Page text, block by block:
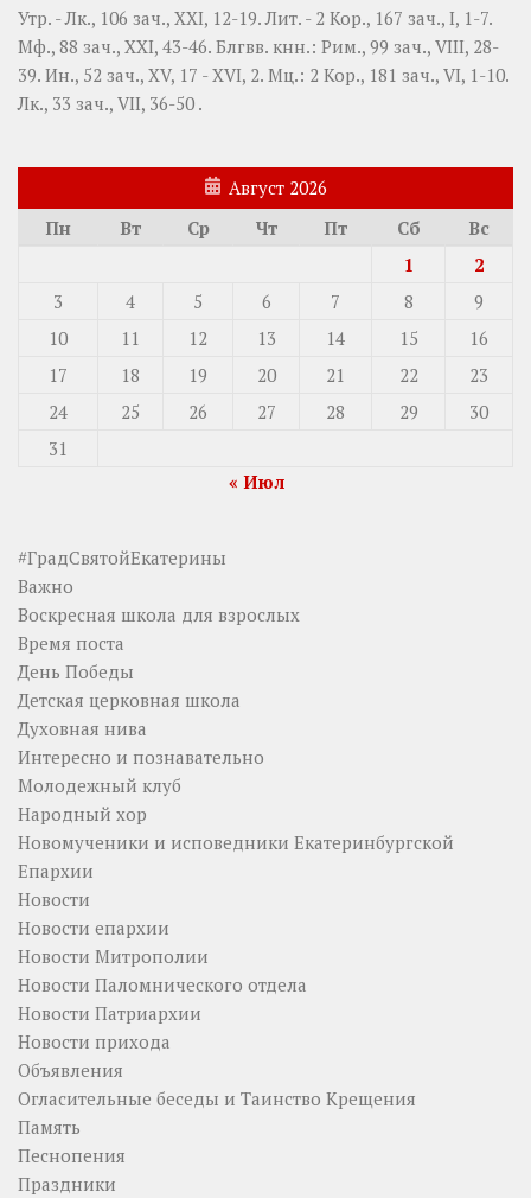
Утр. -Лк., 106 зач., XXI, 12-19.Лит. - 2 Кор., 167 зач., I, 1-7.
Мф., 88 зач., XXI, 43-46. Блгвв. кнн.: Рим., 99 зач., VIII, 28-
39. Ин., 52 зач., XV, 17 - XVI, 2. Мц.: 2 Кор., 181 зач., VI, 1-10.
Лк., 33 зач., VII, 36-50 .
Август 2026
Пн
Вт Ср Чт Пт Сб
Вс
1
2
3
4 5 6 7 8
9
10
11 12 13 14 15
16
17
18 19 20 21 22
23
24
25 26 27 28 29
30
31
« Июл
#ГрадСвятойЕкатерины
Важно
Воскресная школа для взрослых
Время поста
День Победы
Детская церковная школа
Духовная нива
Интересно и познавательно
Молодежный клуб
Народный хор
Новомученики и исповедники Екатеринбургской
Епархии
Новости
Новости епархии
Новости Митрополии
Новости Паломнического отдела
Новости Патриархии
Новости прихода
Объявления
Огласительные беседы и Таинство Крещения
Память
Песнопения
Праздники